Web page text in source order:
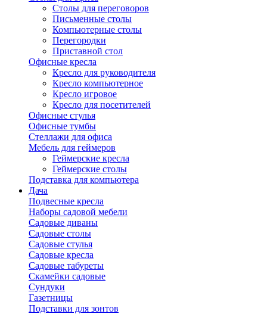
Столы для переговоров
Письменные столы
Компьютерные столы
Перегородки
Приставной стол
Офисные кресла
Кресло для руководителя
Кресло компьютерное
Кресло игровое
Кресло для посетителей
Офисные стулья
Офисные тумбы
Стеллажи для офиса
Мебель для геймеров
Геймерские кресла
Геймерские столы
Подставка для компьютера
Дача
Подвесные кресла
Наборы садовой мебели
Садовые диваны
Садовые столы
Садовые стулья
Садовые кресла
Садовые табуреты
Скамейки садовые
Сундуки
Газетницы
Подставки для зонтов